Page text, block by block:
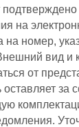
на
на номер,
вид и
от
оставляет за